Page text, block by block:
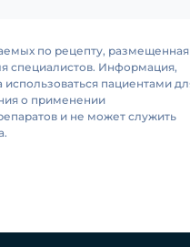
по рецепту, размещенная
специалистов. Информация,
пациентами
о применении
и не может служить